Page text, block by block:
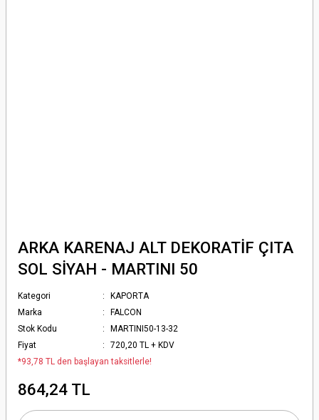
ARKA KARENAJ ALT DEKORATİF ÇITA
SOL SİYAH - MARTINI 50
Kategori
KAPORTA
Marka
FALCON
Stok Kodu
MARTINI50-13-32
Fiyat
720,20 TL + KDV
*93,78 TL den başlayan taksitlerle!
864,24 TL